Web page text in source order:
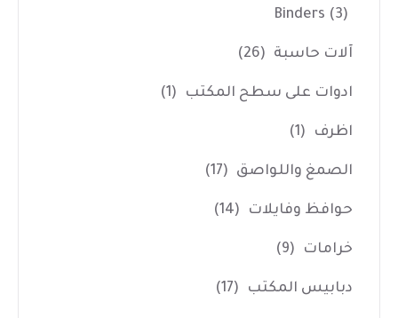
Binders (3)
آلات حاسبة (26)
ادوات على سطح المكتب (1)
اظرف (1)
الصمغ واللواصق (17)
حوافظ وفايلات (14)
خرامات (9)
دبابيس المكتب (17)